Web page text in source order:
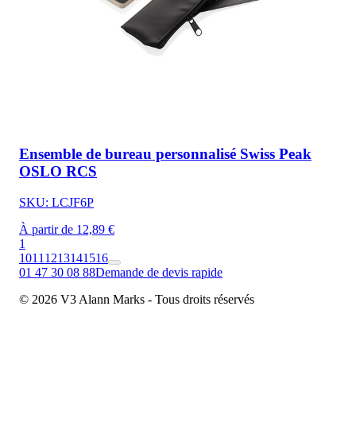
Ensemble de bureau personnalisé Swiss Peak
OSLO RCS
SKU: LCJF6P
À partir de 12,89 €
1
1011 1213141516
01 47 30 08 88Demande de devis rapide
© 2026 V3 Alann Marks - Tous droits réservés